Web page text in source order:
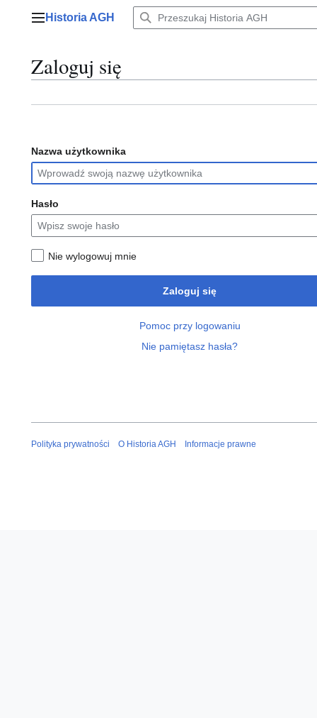
Menu główne
Historia AGH
Zaloguj się
Nazwa użytkownika
Hasło
Nie wylogowuj mnie
Zaloguj się
Pomoc przy logowaniu
Nie pamiętasz hasła?
Polityka prywatności O Historia AGH Informacje prawne